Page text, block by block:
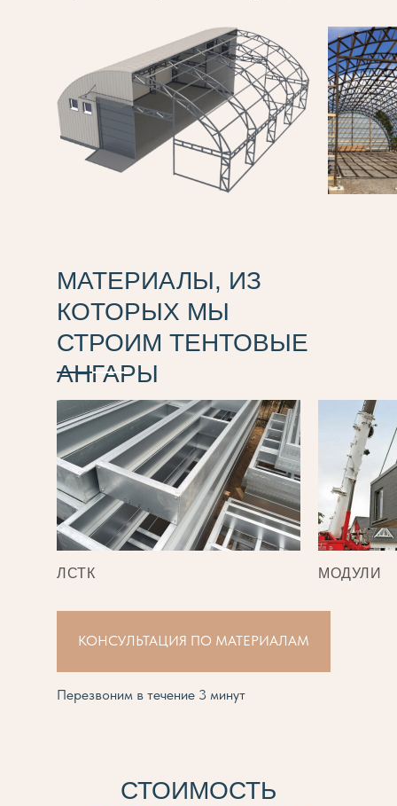
МАТЕРИАЛЫ, ИЗ
КОТОРЫХ МЫ
СТРОИМ ТЕНТОВЫЕ
АНГАРЫ
ЛСТК МОДУЛИ
КОНСУЛЬТАЦИЯ ПО МАТЕРИАЛАМ
Перезвоним в течение 3 минут
СТОИМОСТЬ